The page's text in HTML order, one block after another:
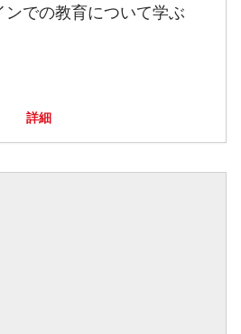
での教育について学ぶ
詳細